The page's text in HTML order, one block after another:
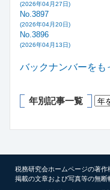
(2026年04月27日)
No.3897
(2026年04月20日)
No.3896
(2026年04月13日)
バックナンバーをも
年別記事一覧
税務研究会ホームページの著作
掲載の文章および写真等の無断